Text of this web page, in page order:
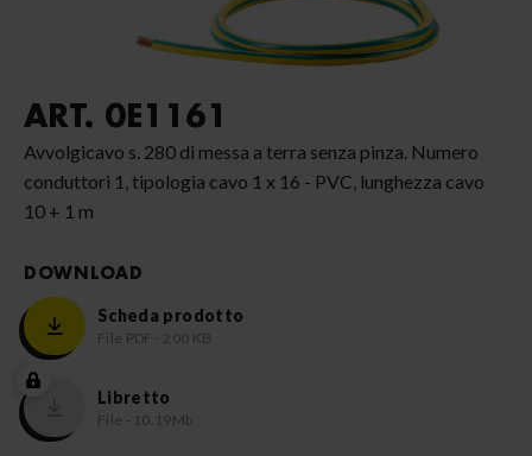
ART. 0E1161
Avvolgicavo s. 280 di messa a terra senza pinza. Numero
conduttori 1, tipologia cavo 1 x 16 - PVC, lunghezza cavo
10 + 1 m
DOWNLOAD
Scheda prodotto
File PDF - 200 KB
Libretto
File - 10.19Mb